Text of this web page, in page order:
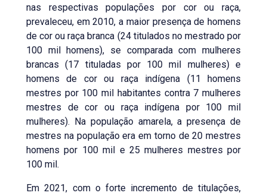
nas respectivas populações por cor ou raça,
prevaleceu, em 2010, a maior presença de homens
de cor ou raça branca (24 titulados no mestrado por
100 mil homens), se comparada com mulheres
brancas (17 tituladas por 100 mil mulheres) e
homens de cor ou raça indígena (11 homens
mestres por 100 mil habitantes contra 7 mulheres
mestres de cor ou raça indígena por 100 mil
mulheres). Na população amarela, a presença de
mestres na população era em torno de 20 mestres
homens por 100 mil e 25 mulheres mestres por
100 mil.
Em 2021, com o forte incremento de titulações,